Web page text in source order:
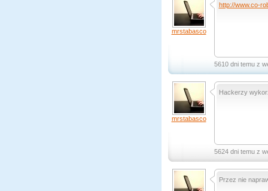
mrstabasco
http://www.co-
5610 dni temu z
mrstabasco
Hackerzy
5624 dni temu z
Przez nie